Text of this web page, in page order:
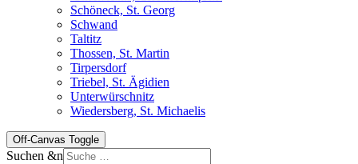
Schöneck, St. Georg
Schwand
Taltitz
Thossen, St. Martin
Tirpersdorf
Triebel, St. Ägidien
Unterwürschnitz
Wiedersberg, St. Michaelis
Off-Canvas Toggle
Suchen &n